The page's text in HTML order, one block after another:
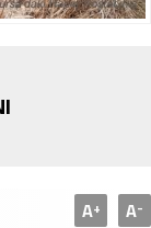
A+ A-